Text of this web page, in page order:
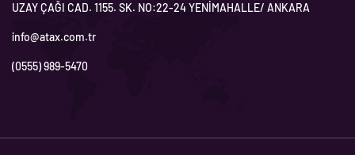
UZAY ÇAĞI CAD. 1155. SK. NO:22-24 YENİMAHALLE/ ANKARA
info@atax.com.tr
(0555) 989-5470